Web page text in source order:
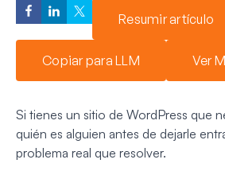
Resumir artículo
Copiar para LLM Ver
Si tienes un sitio de WordPress que
quién es alguien antes de dejarle
problema real que resolver.